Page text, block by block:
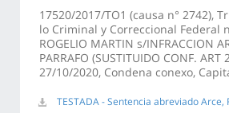
17520/2017/TO1 (causa n° 2742),
lo Criminal y Correccional Federal
ROGELIO MARTIN s/INFRACCION
PARRAFO (SUSTITUIDO CONF. ART
27/10/2020, Condena conexo,
TESTADA - Sentencia abreviado